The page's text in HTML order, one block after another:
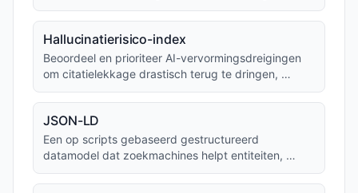
Hallucinatierisico-index
Beoordeel en prioriteer AI-vervormingsdreigingen
om citatielekkage drastisch terug te dringen, …
JSON-LD
Een op scripts gebaseerd gestructureerd
datamodel dat zoekmachines helpt entiteiten, …